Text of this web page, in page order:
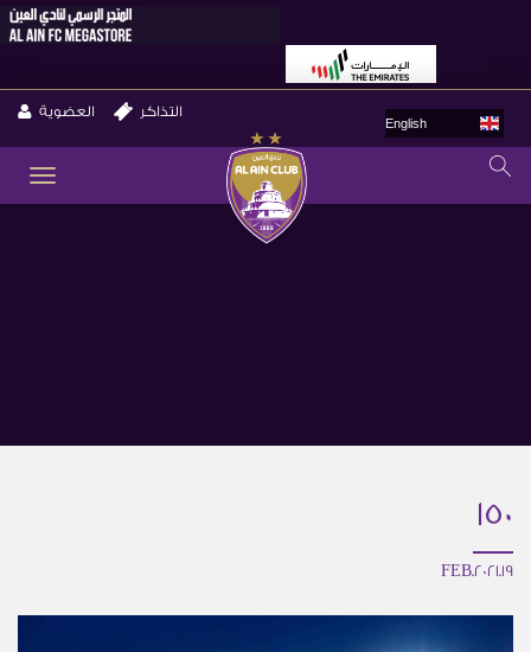
English
التذاكر العضوية
150
19.FEB.2021